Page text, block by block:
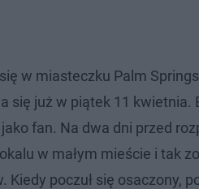
w miasteczku Palm
się już w piątek 11 kwietnia.
fan. Na dwa dni przed
w małym mieście i tak
poczuł się osaczony,